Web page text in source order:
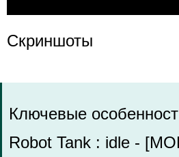
Скриншоты
Ключевые
Robot Tank : idle -